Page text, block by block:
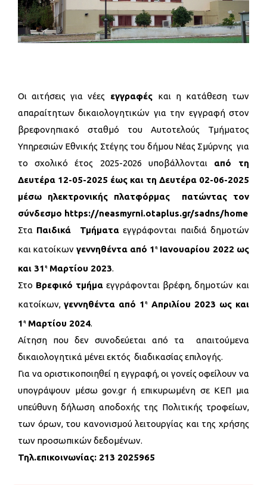
Οι αιτήσεις για νέες εγγραφές και η κατάθεση των
απαραίτητων δικαιολογητικών για την εγγραφή στον
βρεφονηπιακό σταθμό του Αυτοτελούς Τμήματος
Υπηρεσιών Εθνικής Στέγης του δήμου Νέας Σμύρνης για
το σχολικό έτος 2025-2026 υποβάλλονται από τη
Δευτέρα 12-05-2025 έως και τη Δευτέρα 02-06-2025
μέσω ηλεκτρονικής πλατφόρμας πατώντας τον
σύνδεσμο https://neasmyrni.otaplus.gr/sadns/home
Στα Παιδικά Τμήματα εγγράφονται παιδιά δημοτών
και κατοίκων γεννηθέντα από 1η
Ιανουαρίου 2022 ως
και 31 η Μαρτίου 2023.
Στο Βρεφικό τμήμα εγγράφονται βρέφη, δημοτών και
κατοίκων,γεννηθέντα από 1η
Απριλίου 2023 ως και
1 η Μαρτίου 2024.
Αίτηση που δεν συνοδεύεται από τα απαιτούμενα
δικαιολογητικά μένει εκτός διαδικασίας επιλογής.
Για να οριστικοποιηθεί η εγγραφή, οι γονείς οφείλουν να
υπογράψουν μέσω gov.gr ή επικυρωμένη σε ΚΕΠ μια
υπεύθυνη δήλωση αποδοχής της Πολιτικής τροφείων,
των όρων, του κανονισμού λειτουργίας και της χρήσης
των προσωπικών δεδομένων.
Τηλ.επικοινωνίας: 213 2025965